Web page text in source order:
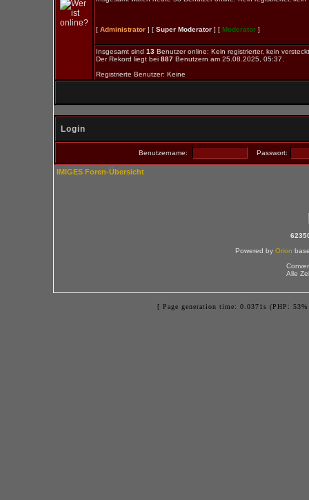
[ Administrator] [ Super Moderator] [ Moderator]
Insgesamt sind 13Benutzer online: Kein registrierter, kein
Der Rekord liegt bei 887Benutzern am 25.08.2025, 05:37.
Registrierte Benutzer: Keine
Login
Benutzername: Passwort:
IMIGES Foren-Übersicht
Powered by Orion
Alle
[ Page generation time: 0.0371s (PHP: